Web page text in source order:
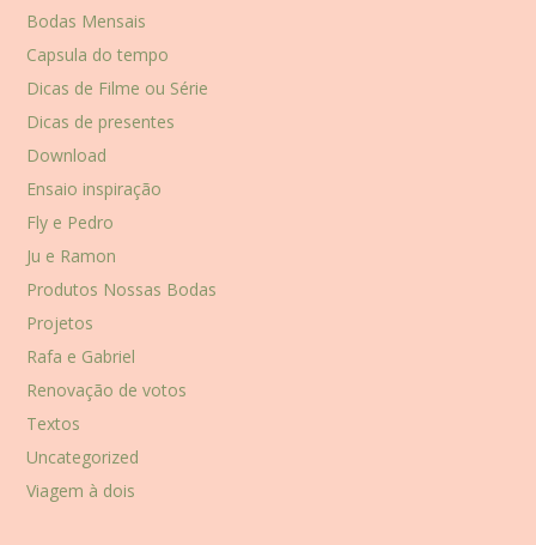
Bodas Mensais
Capsula do tempo
Dicas de Filme ou Série
Dicas de presentes
Download
Ensaio inspiração
Fly e Pedro
Ju e Ramon
Produtos Nossas Bodas
Projetos
Rafa e Gabriel
Renovação de votos
Textos
Uncategorized
Viagem à dois